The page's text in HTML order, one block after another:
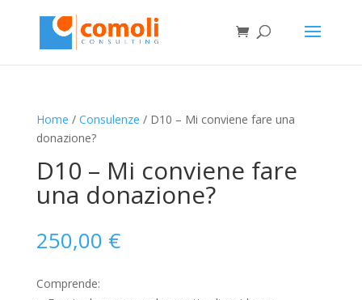
Home / Consulenze / D10 – Mi conviene fare una
donazione?
D10 – Mi conviene fare
una donazione?
250,00 €
Comprende: